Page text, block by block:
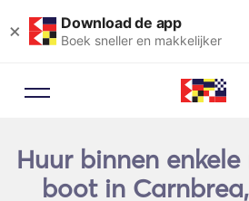
× Download de app
Boek sneller en makkelijker
Huur binnen
boot in